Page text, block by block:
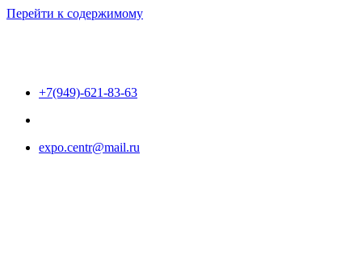
Перейти к содержимому
+7(949)-621-83-63
expo.centr@mail.ru